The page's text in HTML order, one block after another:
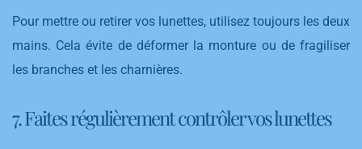
Pour mettre ou retirer vos lunettes, utilisez toujours les deux
mains. Cela évite de déformer la monture ou de fragiliser
les branches et les charnières.
7. Faites régulièrement contrôler vos lunettes